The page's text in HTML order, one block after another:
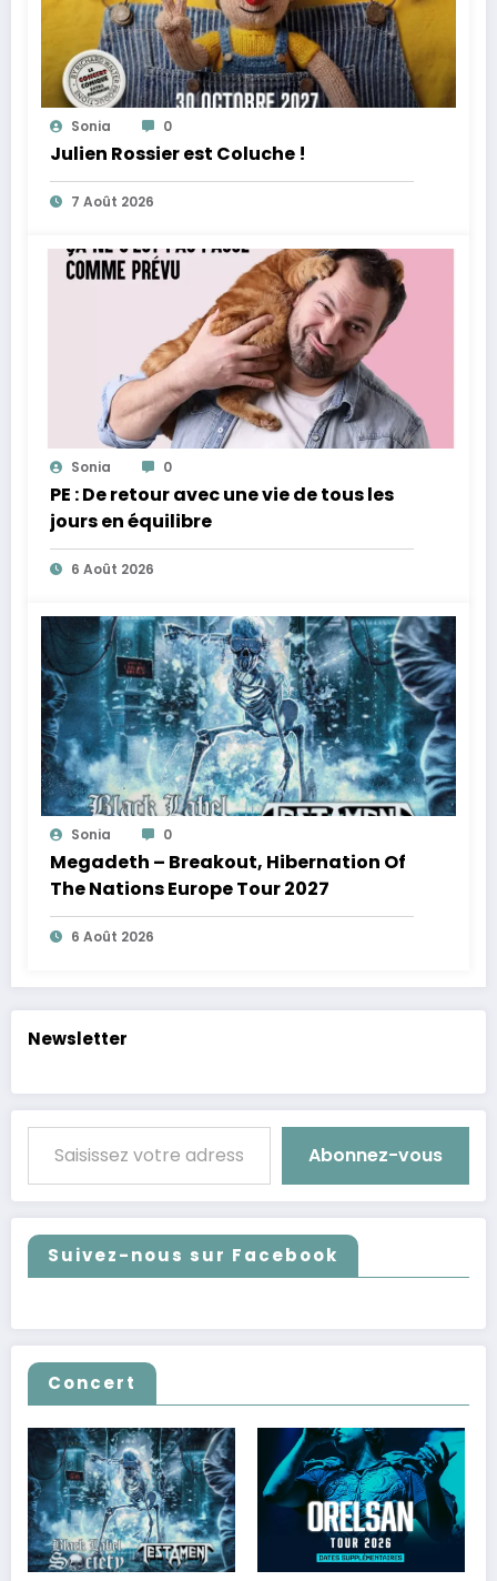
Sonia 0
Julien Rossier est Coluche !
7 Août 2026
Sonia 0
PE : De retour avec une vie de tous les
jours en équilibre
6 Août 2026
Sonia 0
Megadeth – Breakout, Hibernation Of
The Nations Europe Tour 2027
6 Août 2026
Newsletter
Saisissez votre adresse e-mail…
Abonnez-vous
Suivez-nous sur Facebook
Concert